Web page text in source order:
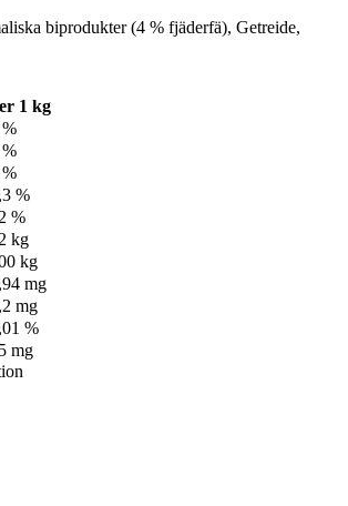
biprodukter (4 % fjäderfä), Getreide,
1 kg
%
%
kg
kg
mg
mg
%
mg